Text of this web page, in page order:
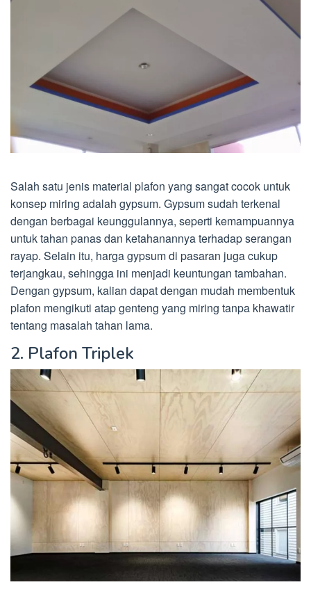
Salah satu jenis material plafon yang sangat cocok untuk
konsep miring adalah gypsum. Gypsum sudah terkenal
dengan berbagai keunggulannya, seperti kemampuannya
untuk tahan panas dan ketahanannya terhadap serangan
rayap. Selain itu, harga gypsum di pasaran juga cukup
terjangkau, sehingga ini menjadi keuntungan tambahan.
Dengan gypsum, kalian dapat dengan mudah membentuk
plafon mengikuti atap genteng yang miring tanpa khawatir
tentang masalah tahan lama.
2. Plafon Triplek